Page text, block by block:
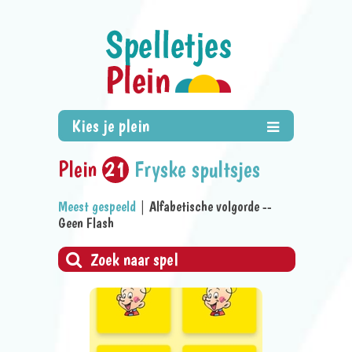
Plein 21 Fryske spultsjes
Meest gespeeld Alfabetische volgorde--
Geen Flash